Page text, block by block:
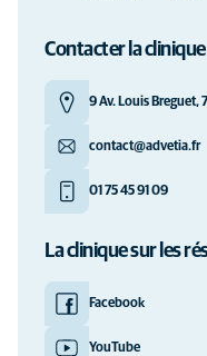
Contacter la clinique
9 Av. Louis Breguet,
contact@advetia.fr
01 75 45 91 09
La clinique sur les
Facebook
YouTube